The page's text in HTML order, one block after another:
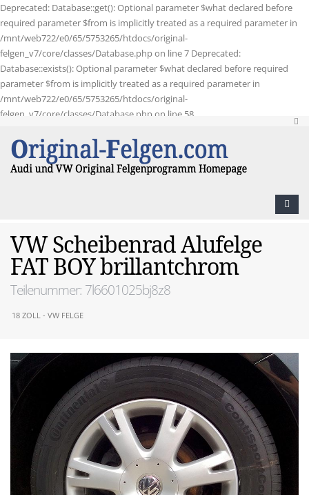
Deprecated: Database::get(): Optional parameter $what declared before
required parameter $from is implicitly treated as a required parameter in
/mnt/web722/e0/65/5753265/htdocs/original-
felgen_v7/core/classes/Database.php on line 7 Deprecated:
Database::exists(): Optional parameter $what declared before required
parameter $from is implicitly treated as a required parameter in
/mnt/web722/e0/65/5753265/htdocs/original-
felgen_v7/core/classes/Database.php on line 58
VW Scheibenrad Alufelge
FAT BOY brillantchrom
Teilenummer: 7l6601025bj8z8
18 ZOLL - VW FELGE